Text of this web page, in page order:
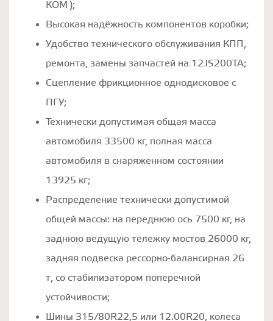
КОМ );
Высокая надёжность компонентов коробки;
Удобство технического обслуживания КПП,
ремонта, замены запчастей на 12JS200TA;
Сцепление фрикционное однодисковое с
ПГУ;
Технически допустимая общая масса
автомобиля 33500 кг, полная масса
автомобиля в снаряженном состоянии
13925 кг;
Распределение технически допустимой
общей массы: на переднюю ось 7500 кг, на
заднюю ведущую тележку мостов 26000 кг,
задняя подвеска рессорно-балансирная 26
т, со стабилизатором поперечной
устойчивости;
Шины 315/80R22,5 или 12.00R20, колеса